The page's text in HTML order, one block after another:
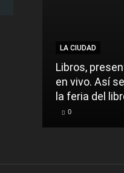
LA CIUDAD
Libros,
en vivo. Así
la feria del
0